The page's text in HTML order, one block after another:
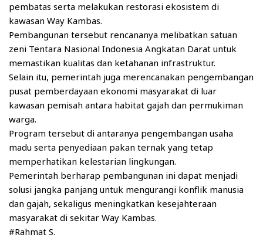
pembatas serta melakukan restorasi ekosistem di
kawasan Way Kambas.
Pembangunan tersebut rencananya melibatkan satuan
zeni Tentara Nasional Indonesia Angkatan Darat untuk
memastikan kualitas dan ketahanan infrastruktur.
Selain itu, pemerintah juga merencanakan pengembangan
pusat pemberdayaan ekonomi masyarakat di luar
kawasan pemisah antara habitat gajah dan permukiman
warga.
Program tersebut di antaranya pengembangan usaha
madu serta penyediaan pakan ternak yang tetap
memperhatikan kelestarian lingkungan.
Pemerintah berharap pembangunan ini dapat menjadi
solusi jangka panjang untuk mengurangi konflik manusia
dan gajah, sekaligus meningkatkan kesejahteraan
masyarakat di sekitar Way Kambas.
#Rahmat S.